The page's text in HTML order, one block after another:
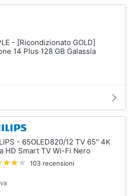
- [Ricondizionato GOLD]
14 Plus 128 GB Galassia
- 65OLED820/12 TV 65" 4K
HD Smart TV Wi-Fi Nero
103 recensioni